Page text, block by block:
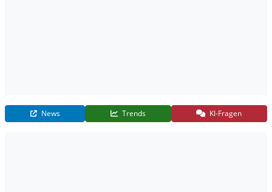
News Trends KI-Fragen